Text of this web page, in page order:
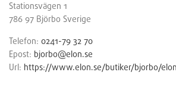
Stationsvägen 1
786 97 Björbo Sverige
Telefon: 0241-79 32 70
Epost: bjorbo@elon.se
Url: https://www.elon.se/butiker/bjorbo/